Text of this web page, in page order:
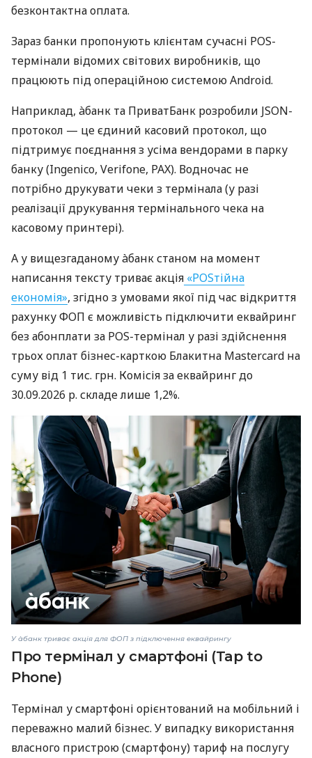
безконтактна оплата.
Зараз банки пропонують клієнтам сучасні POS-
термінали відомих світових виробників, що
працюють під операційною системою Android.
Наприклад, àбанк та ПриватБанк розробили JSON-
протокол — це єдиний касовий протокол, що
підтримує поєднання з усіма вендорами в парку
банку (Ingenico, Verifone, PAX). Водночас не
потрібно друкувати чеки з термінала (у разі
реалізації друкування термінального чека на
касовому принтері).
А у вищезгаданому àбанк станом на момент
написання тексту триває акція «POSтійна
економія», згідно з умовами якої під час відкриття
рахунку ФОП є можливість підключити еквайринг
без абонплати за POS-термінал у разі здійснення
трьох оплат бізнес-карткою Блакитна Mastercard на
суму від 1 тис. грн. Комісія за еквайринг до
30.09.2026 р. складе лише 1,2%.
У àбанк триває акція для ФОП з підключення еквайрингу
Про термінал у смартфоні (Tap to
Phone)
Термінал у смартфоні орієнтований на мобільний і
переважно малий бізнес. У випадку використання
власного пристрою (смартфону) тариф на послугу